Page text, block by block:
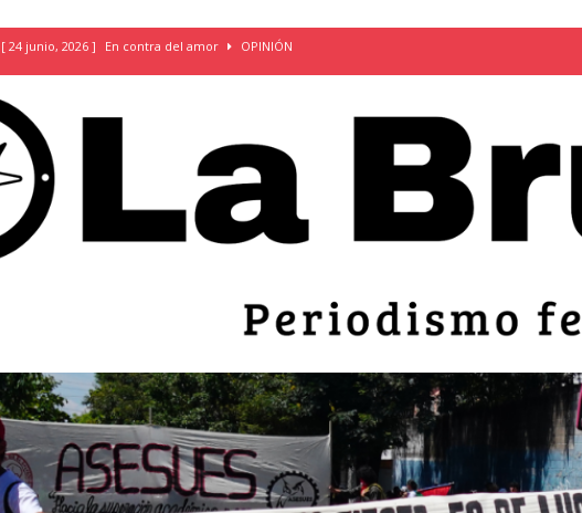
[ 24 junio, 2026 ] En contra del amor OPINIÓN
TERRITORIO
[ 21 febrero, 2026 ] Cuando la prevención de embarazos en niñas y adolescentes desaparece
INVESTIGACIONES
[ 31 julio, 2026 ] Estudiantes conmemoran el 51 aniversario de la masacre de 1975 y denuncian el
Piden mantener la libertad provisional de Sandra Leticia Hernández: víctima del
[ 28 julio, 2026 ] ARENA y FMLN apuestan por mujeres en sus fórmulas presidenciales para 2027
ACTUALIDAD
[ 24 julio, 2026 ] A María Hildaura le falló el Estado OPINIÓN
[ 28 julio, 2026 ] Más allá de los casos: cómo entender el VIH en El Salvador ACTUALIDAD